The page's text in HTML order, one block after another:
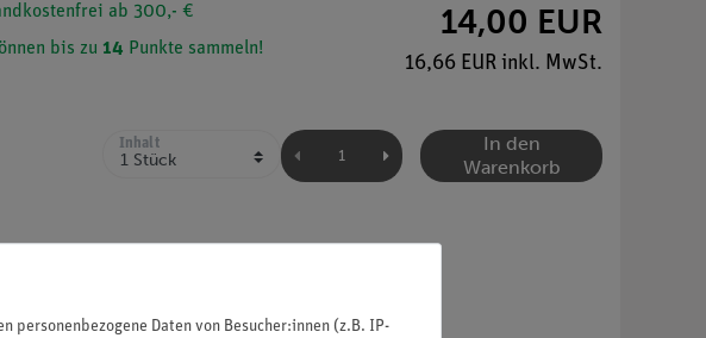
ab 300,- €
bis zu 14 Punkte sammeln!
14,00 EUR
16,66 EUR inkl. MwSt.
Inhalt
In den
Warenkorb
personenbezogene Daten von Besucher:innen (z.B. IP-